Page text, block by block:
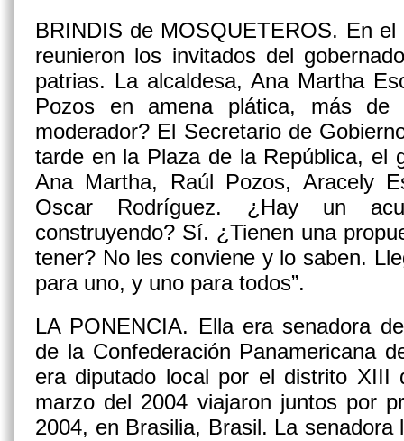
BRINDIS de MOSQUETEROS. En el
reunieron los invitados del
patrias. La alcaldesa, Ana Martha
Pozos en amena plática, más de
moderador? El Secretario de
tarde en la Plaza de la República, el
Ana Martha, Raúl Pozos, Aracely
Oscar Rodríguez. ¿Hay un
construyendo? Sí. ¿Tienen una
tener? No les conviene y lo saben.
para uno, y uno para todos”.
LA PONENCIA. Ella era senadora
de la Confederación Panamericana
era diputado local por el distrito XIII
marzo del 2004 viajaron juntos por
2004, en Brasilia, Brasil. La senadora